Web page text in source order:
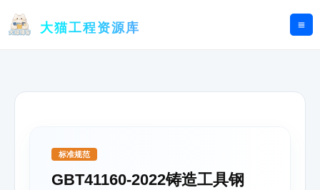
大猫工程资源库
标准规范
GBT41160-2022铸造工具钢